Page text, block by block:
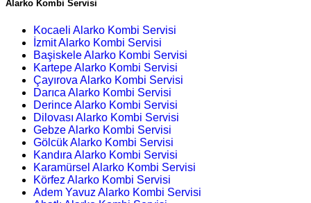
Alarko Kombi Servisi
Kocaeli Alarko Kombi Servisi
İzmit Alarko Kombi Servisi
Başiskele Alarko Kombi Servisi
Kartepe Alarko Kombi Servisi
Çayırova Alarko Kombi Servisi
Darıca Alarko Kombi Servisi
Derince Alarko Kombi Servisi
Dilovası Alarko Kombi Servisi
Gebze Alarko Kombi Servisi
Gölcük Alarko Kombi Servisi
Kandıra Alarko Kombi Servisi
Karamürsel Alarko Kombi Servisi
Körfez Alarko Kombi Servisi
Adem Yavuz Alarko Kombi Servisi